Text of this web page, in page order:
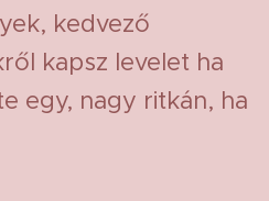
kedvező
kapsz levelet ha
egy, nagy ritkán, ha